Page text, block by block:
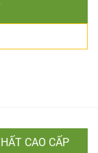
CAO CẤP